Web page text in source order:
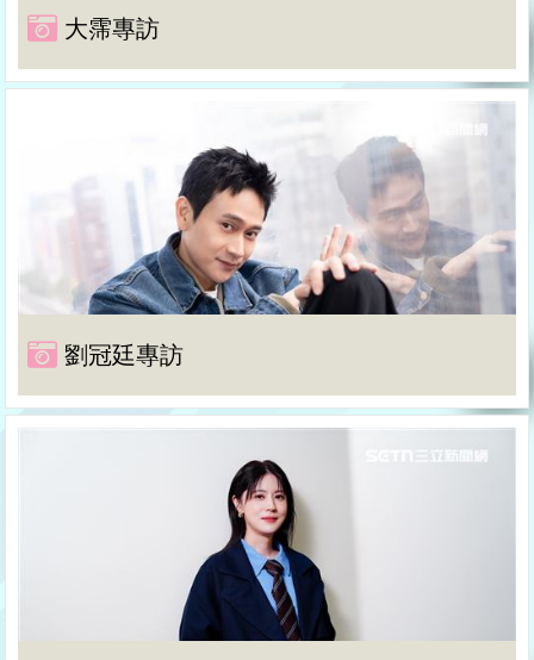
大霈專訪
劉冠廷專訪